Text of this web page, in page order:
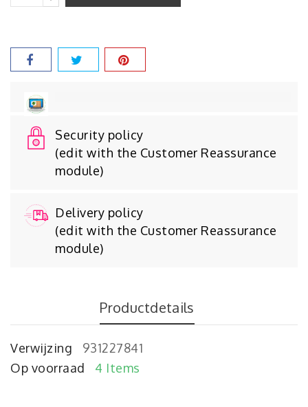
Security policy
(edit with the Customer Reassurance
module)
Delivery policy
(edit with the Customer Reassurance
module)
Productdetails
Verwijzing
931227841
Op voorraad
4 Items